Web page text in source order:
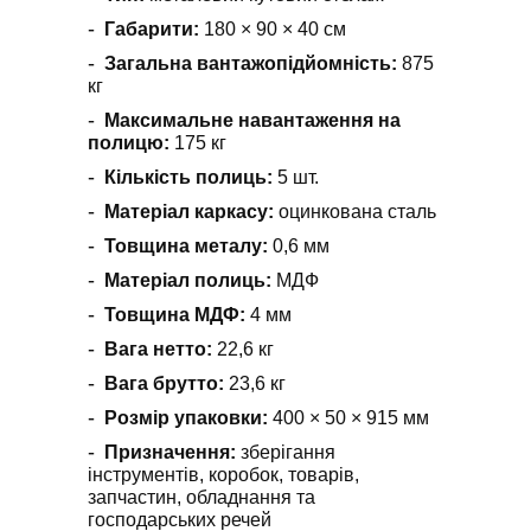
Габарити: 180 × 90 × 40 см
Загальна вантажопідйомність: 875
кг
Максимальне навантаження на
полицю: 175 кг
Кількість полиць: 5 шт.
Матеріал каркасу: оцинкована сталь
Товщина металу: 0,6 мм
Матеріал полиць: МДФ
Товщина МДФ: 4 мм
Вага нетто: 22,6 кг
Вага брутто: 23,6 кг
Розмір упаковки: 400 × 50 × 915 мм
Призначення: зберігання
інструментів, коробок, товарів,
запчастин, обладнання та
господарських речей